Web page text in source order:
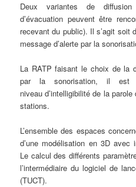
Deux variantes de
d’évacuation peuvent être
recevant du public). Il s’agit soit
message d’alerte par la
La RATP faisant le choix de la
par la sonorisation, il est
niveau d’intelligibilité de la
stations.
L’ensemble des espaces
d’une modélisation en 3D avec
Le calcul des différents
l’intermédiaire du logiciel de
(TUCT).